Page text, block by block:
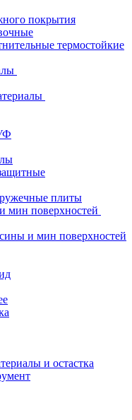
покрытия
термостойкие
плиты
мин поверхностей
и мин поверхностей
и остастка